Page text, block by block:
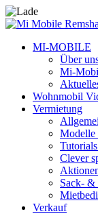
MI-MOBILE
Über
Mi-
Wohnmobil
Vermietung
Modelle
Clever
Sack- &
Verkauf